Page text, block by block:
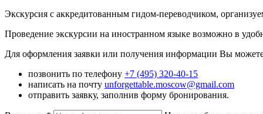
Экскурсия с аккредитованным гидом-переводчиком,
Проведение экскурсии на иностранном языке возможно в
Для оформления заявки или получения информации Вы
позвонить по телефону +7 (495) 320-40-15
написать на почту unforgettable.moscow@gmail.com
отправить заявку, заполнив форму бронирования.